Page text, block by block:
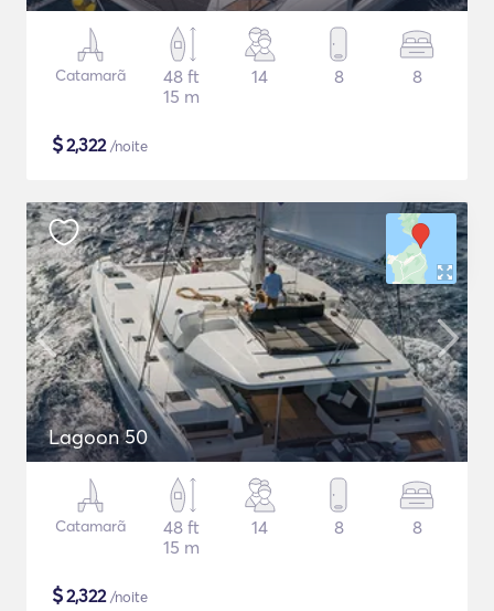
Catamarã
48 ft
15 m
14 8 8
$2,322/noite
Lagoon 50
Catamarã
48 ft
15 m
14 8 8
$2,322/noite